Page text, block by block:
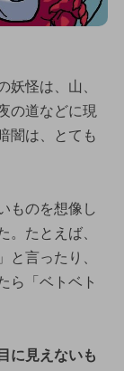
妖怪は、山、
の道などに現
闇は、とても
ものを想像し
。たとえば、
と言ったり、
ら「ベトベト
に見えないも